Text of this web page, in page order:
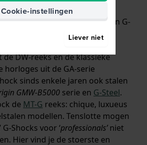
hebben de ontwerpers van G-
niet stilgezeten en zijn de
verder ontwikkeld. Naast de
DW-reeks en de klassieke
horloges uit de GA-serie
sinds enkele jaren ook stalen
GMW-B5000 serie en G-Steel.
de MT-G reeks: chique, luxueus
modellen. Tenslotte mogen
’ G-Shocks voor ‘professionals’niet
Hier vind je de stoerste en
Cookie-instellingen
Liever niet